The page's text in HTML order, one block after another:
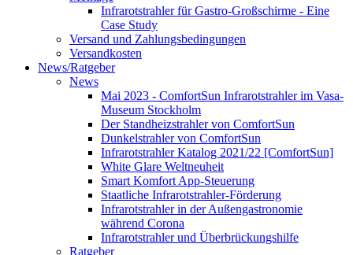
Infrarotstrahler für Gastro-Großschirme - Eine
Case Study
Versand und Zahlungsbedingungen
Versandkosten
News/Ratgeber
News
Mai 2023 - ComfortSun Infrarotstrahler im Vasa-
Museum Stockholm
Der Standheizstrahler von ComfortSun
Dunkelstrahler von ComfortSun
Infrarotstrahler Katalog 2021/22 [ComfortSun]
White Glare Weltneuheit
Smart Komfort App-Steuerung
Staatliche Infrarotstrahler-Förderung
Infrarotstrahler in der Außengastronomie
während Corona
Infrarotstrahler und Überbrückungshilfe
Ratgeber